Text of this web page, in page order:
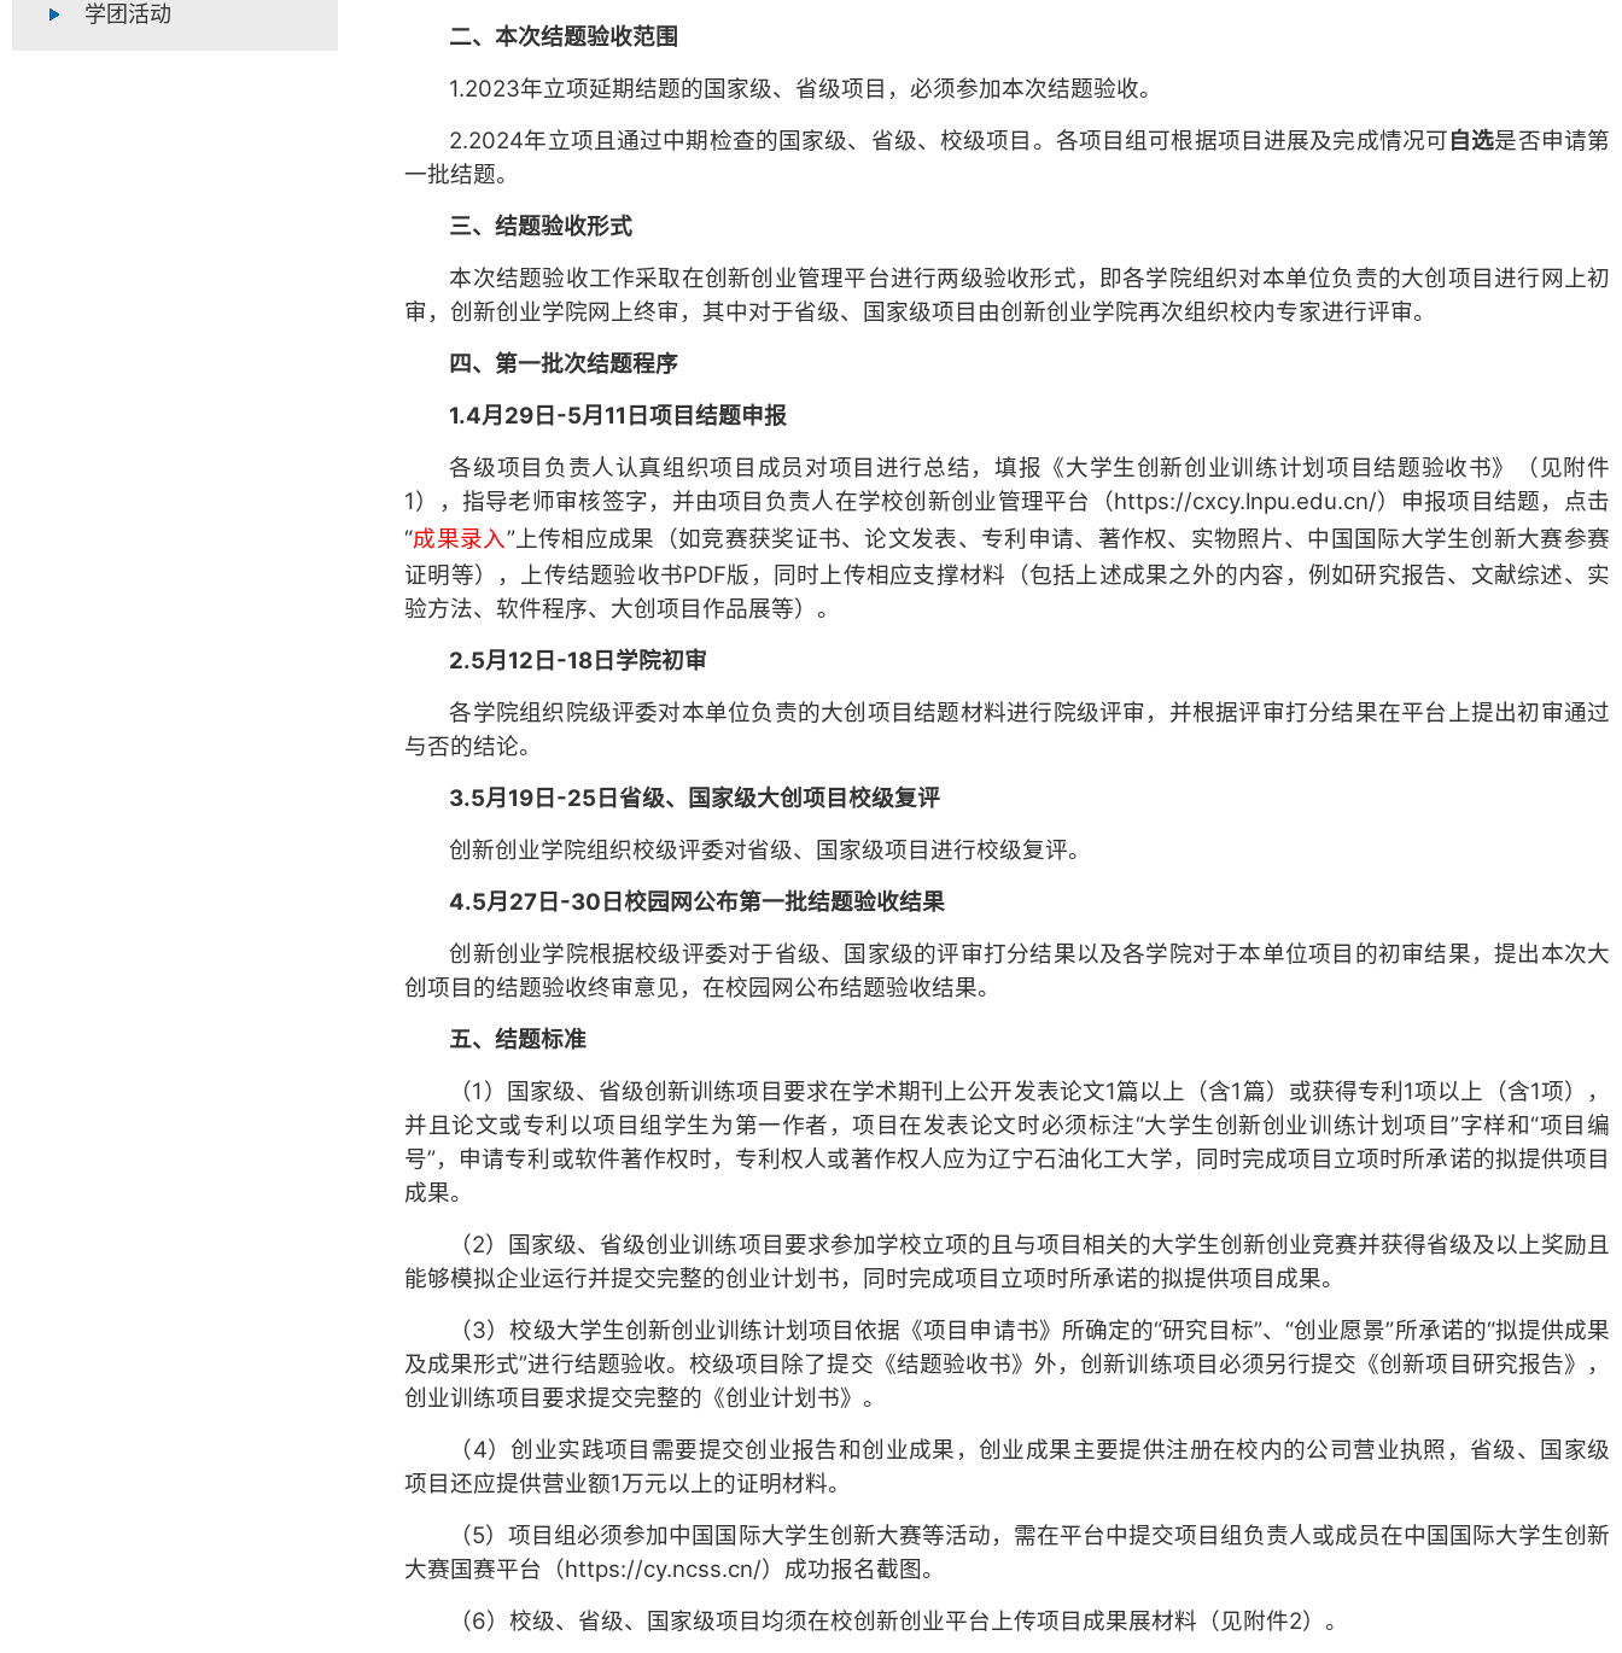
学团活动
二、本次结题验收范围
1.2023年立项延期结题的国家级、省级项目，必须参加本次结题验收。
2.2024年立项且通过中期检查的国家级、省级、校级项目。各项目组可根据项目进展及完成情况可自选是否申请第
一批结题。
三、结题验收形式
本次结题验收工作采取在创新创业管理平台进行两级验收形式，即各学院组织对本单位负责的大创项目进行网上初
审，创新创业学院网上终审，其中对于省级、国家级项目由创新创业学院再次组织校内专家进行评审。
四、第一批次结题程序
1.4月 29 日-5月 11 日项目结题申报
各级项目负责人认真组织项目成员对项目进行总结，填报《大学生创新创业训练计划项目结题验收书》（见附件
1），指导老师审核签字，并由项目负责人在学校创新创业管理平台（https://cxcy.lnpu.edu.cn/）申报项目结题，点击
“成果录入”上传相应成果（如竞赛获奖证书、论文发表、专利申请、著作权、实物照片、中国国际大学生创新大赛参赛
证明等），上传结题验收书PDF版，同时上传相应支撑材料（包括上述成果之外的内容，例如研究报告、文献综述、实
验方法、软件程序、大创项目作品展等）。
2.5月 12 日-18 日学院初审
各学院组织院级评委对本单位负责的大创项目结题材料进行院级评审，并根据评审打分结果在平台上提出初审通过
与否的结论。
3.5月 19 日-25 日省级、 国家级大创项目校级复评
创新创业学院组织校级评委对省级、国家级项目进行校级复评。
4.5月 27日 -30 日校园网公布第一批结题验收结果
创新创业学院根据校级评委对于省级、国家级的评审打分结果以及各学院对于本单位项目的初审结果，提出本次大
创项目的结题验收终审意见，在校园网公布结题验收结果。
五、结题标准
（1）国家级、省级创新训练项目要求在学术期刊上公开发表论文1篇以上（含1篇）或获得专利1项以上（含1项），
并且论文或专利以项目组学生为第一作者，项目在发表论文时必须标注“大学生创新创业训练计划项目”字样和“项目编
号”，申请专利或软件著作权时，专利权人或著作权人应为辽宁石油化工大学，同时完成项目立项时所承诺的拟提供项目
成果。
（2）国家级、省级创业训练项目要求参加学校立项的且与项目相关的大学生创新创业竞赛并获得省级及以上奖励且
能够模拟企业运行并提交完整的创业计划书，同时完成项目立项时所承诺的拟提供项目成果。
（3）校级大学生创新创业训练计划项目依据《项目申请书》所确定的“研究目标”、“创业愿景”所承诺的“拟提供成果
及成果形式”进行结题验收。校级项目除了提交《结题验收书》外，创新训练项目必须另行提交《创新项目研究报告》，
创业训练项目要求提交完整的《创业计划书》。
（4）创业实践项目需要提交创业报告和创业成果，创业成果主要提供注册在校内的公司营业执照，省级、国家级
项目还应提供营业额1万元以上的证明材料。
（5）项目组必须参加中国国际大学生创新大赛等活动，需在平台中提交项目组负责人或成员在中国国际大学生创新
大赛国赛平台（https://cy.ncss.cn/）成功报名截图。
（6）校级、省级、国家级项目均须在校创新创业平台上传项目成果展材料（见附件2）。